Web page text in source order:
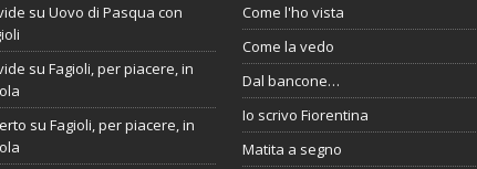
suUovo di Pasqua con
suFagioli, per piacere, in
suFagioli, per piacere, in
Come l'ho vista
Come la vedo
Dal bancone…
Io scrivo Fiorentina
Matita a segno